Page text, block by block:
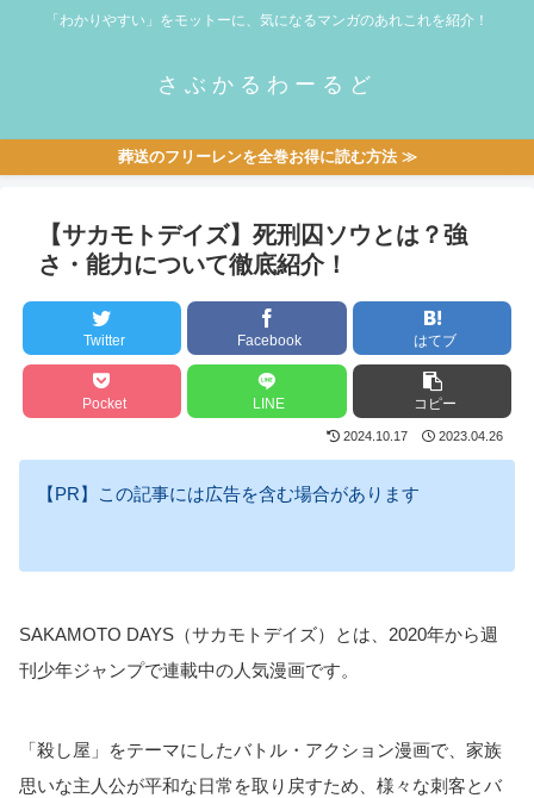
「わかりやすい」をモットーに、気になるマンガのあれこれを紹介！
さぶかるわーるど
葬送のフリーレンを全巻お得に読む方法 ≫
【サカモトデイズ】死刑囚ソウとは？強
さ・能力について徹底紹介！
Twitter Facebook はてブ
Pocket LINE コピー
2024.10.17 2023.04.26
【PR】この記事には広告を含む場合があります
SAKAMOTO DAYS（サカモトデイズ）とは、2020年から週
刊少年ジャンプで連載中の人気漫画です。
「殺し屋」をテーマにしたバトル・アクション漫画で、家族
思いな主人公が平和な日常を取り戻すため、様々な刺客とバ